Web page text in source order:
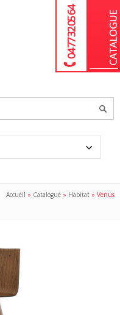
04 77 32 05 64
Accueil » Catalogue » Habitat »Venus